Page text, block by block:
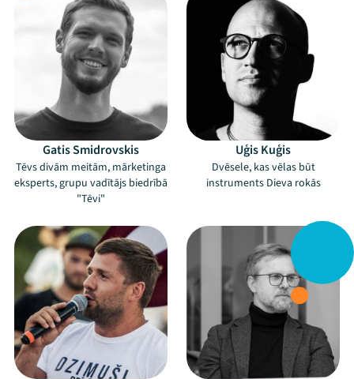
Gatis Smidrovskis
Tēvs divām meitām, mārketinga
eksperts, grupu vadītājs biedrībā
"Tēvi"
Uģis Kuģis
Dvēsele, kas vēlas būt
instruments Dieva rokās